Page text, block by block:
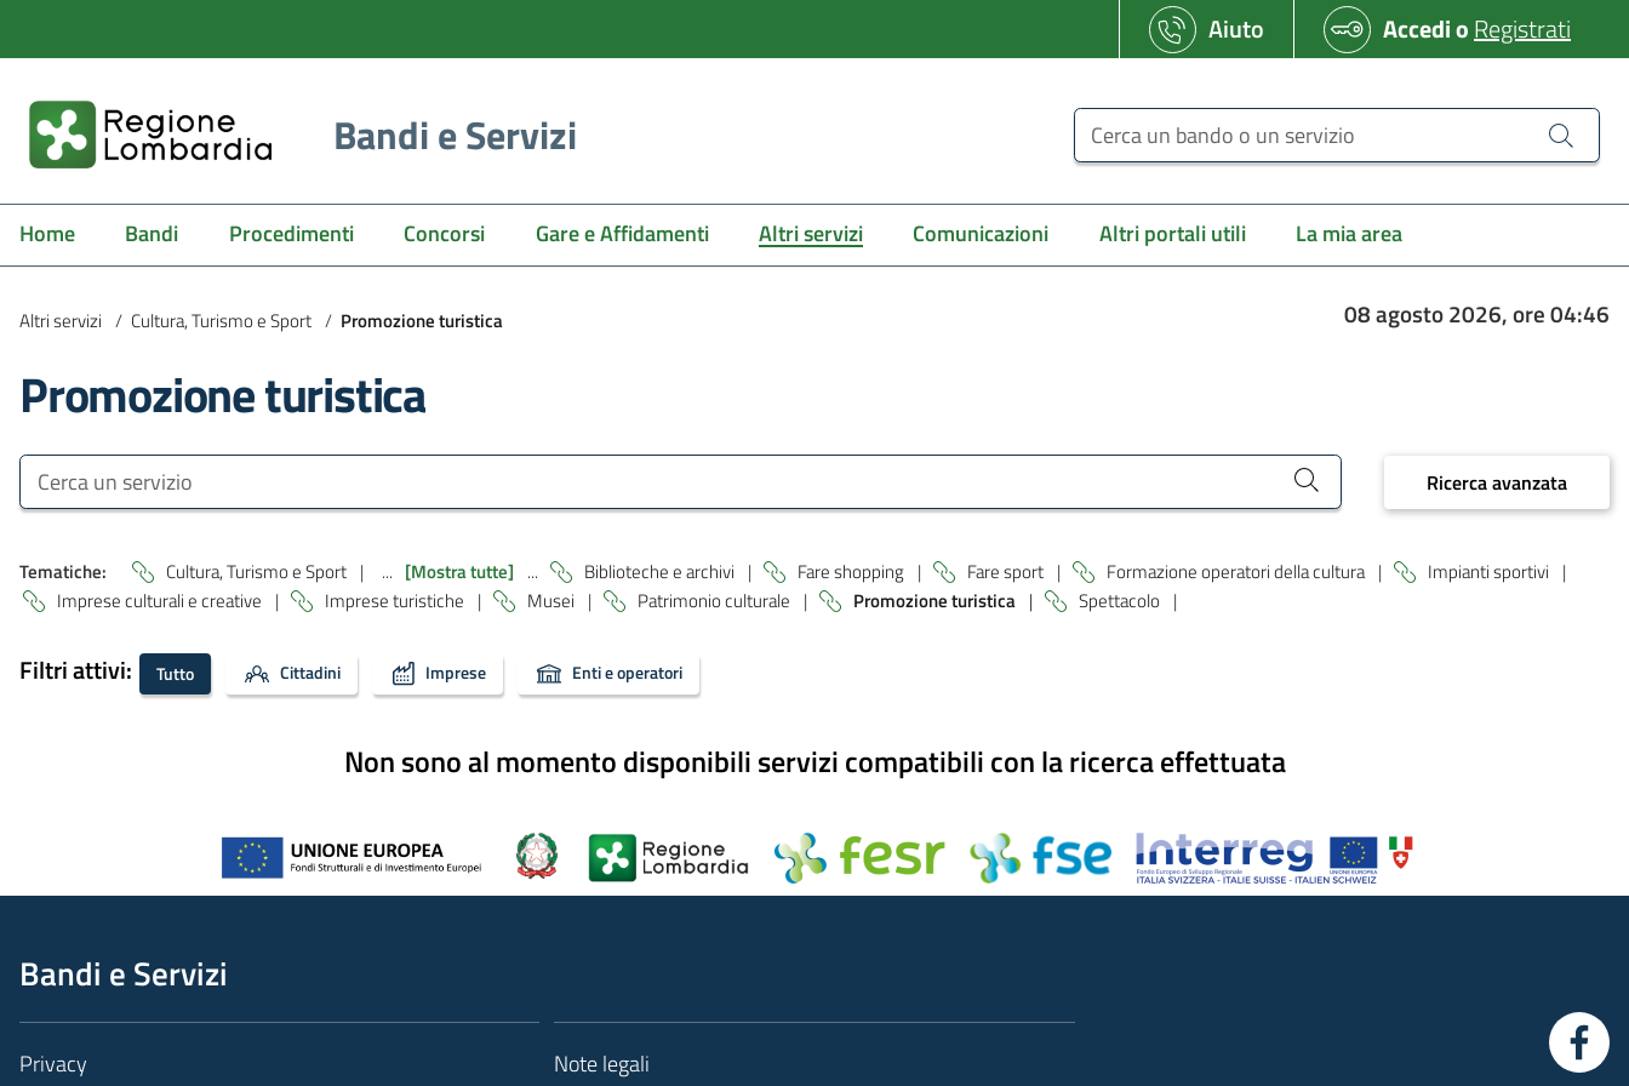
Aiuto AccedioRegistrati
Bandi e Servizi Cerca un bando o un servizio
Home Bandi Procedimenti Concorsi Gare e Affidamenti Altri servizi Comunicazioni Altri portali utili La mia area
Altri servizi / Cultura, Turismo e Sport / Promozione turistica 08 agosto 2026, ore 04:46
Promozione turistica
Bandi e Servizi
Cerca un servizio Ricerca avanzata
Tematiche: Cultura, Turismo e Sport | ... [Mostra tutte] ... Biblioteche e archivi | Fare shopping | Fare sport | Formazione operatori della cultura | Impianti sportivi |
Imprese culturali e creative | Imprese turistiche | Musei | Patrimonio culturale | Promozione turistica | Spettacolo |
Filtri attivi: Tutto Cittadini Imprese Enti e operatori
Non sono al momento disponibili servizi compatibili con la ricerca effettuata
Bandi e Servizi
Privacy Note legali